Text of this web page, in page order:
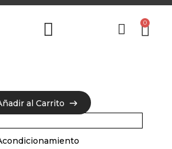
0
al Carrito
al Carrito